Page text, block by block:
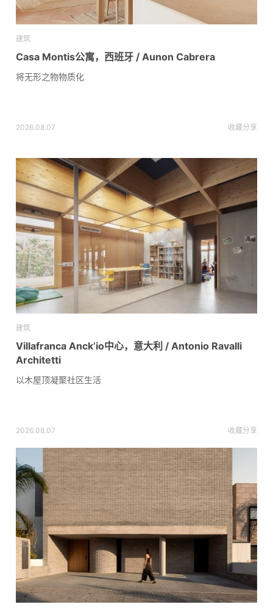
建筑
Casa Montis公寓，西班牙 / Aunon Cabrera
将无形之物物质化
2026.08.07 收藏分享
建筑
Villafranca Anck’io中心，意大利 / Antonio Ravalli
Architetti
以木屋顶凝聚社区生活
2026.08.07 收藏分享